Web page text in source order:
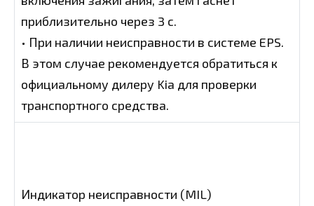
приблизительно через 3 с.
• При наличии неисправности в системе EPS.
В этом случае рекомендуется обратиться к
официальному дилеру Kia для проверки
транспортного средства.
Индикатор неисправности (MIL)